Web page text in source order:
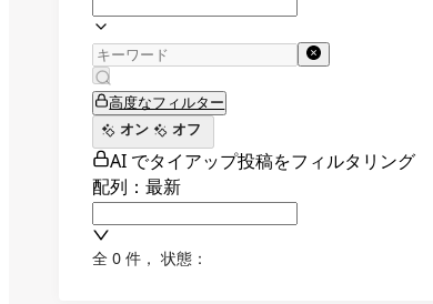
高度なフィルター
オン
オフ
AI でタイアップ投稿をフィルタリング
配列：最新
全 0 件 ， 状態：